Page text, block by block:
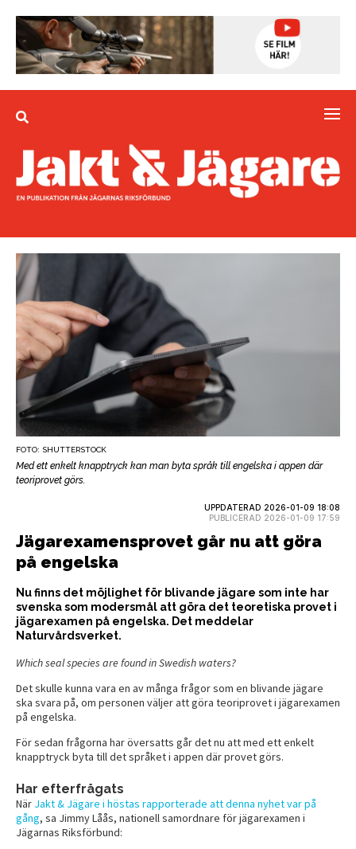
FOTO: SHUTTERSTOCK
Med ett enkelt knapptryck kan man byta språk till engelska i appen där
teoriprovet görs.
UPPDATERAD 2026-01-09 18:08
PUBLICERAD 2026-01-09 17:59
Jägarexamensprovet går nu att göra
på engelska
Nu finns det möjlighet för blivande jägare som inte har
svenska som modersmål att göra det teoretiska provet i
jägarexamen på engelska. Det meddelar
Naturvårdsverket.
Which seal species are found in Swedish waters?
Det skulle kunna vara en av många frågor som en blivande jägare
ska svara på, om personen väljer att göra teoriprovet i jägarexamen
på engelska.
För sedan frågorna har översatts går det nu att med ett enkelt
knapptryck byta till det språket i appen där provet görs.
Har efterfrågats
När Jakt & Jägare i höstas rapporterade att denna nyhet var på
gång, sa Jimmy Låås, nationell samordnare för jägarexamen i
Jägarnas Riksförbund: